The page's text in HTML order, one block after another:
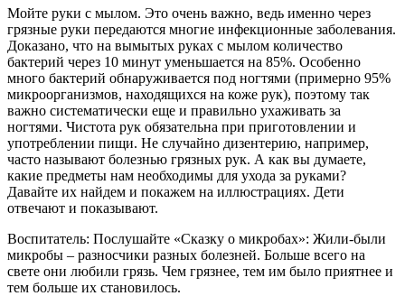
Мойте руки с мылом. Это очень важно, ведь именно через
грязные руки передаются многие инфекционные заболевания.
Доказано, что на вымытых руках с мылом количество
бактерий через 10 минут уменьшается на 85%. Особенно
много бактерий обнаруживается под ногтями (примерно 95%
микроорганизмов, находящихся на коже рук), поэтому так
важно систематически еще и правильно ухаживать за
ногтями. Чистота рук обязательна при приготовлении и
употреблении пищи. Не случайно дизентерию, например,
часто называют болезнью грязных рук. А как вы думаете,
какие предметы нам необходимы для ухода за руками?
Давайте их найдем и покажем на иллюстрациях. Дети
отвечают и показывают.
Воспитатель: Послушайте «Сказку о микробах»: Жили-были
микробы – разносчики разных болезней. Больше всего на
свете они любили грязь. Чем грязнее, тем им было приятнее и
тем больше их становилось.